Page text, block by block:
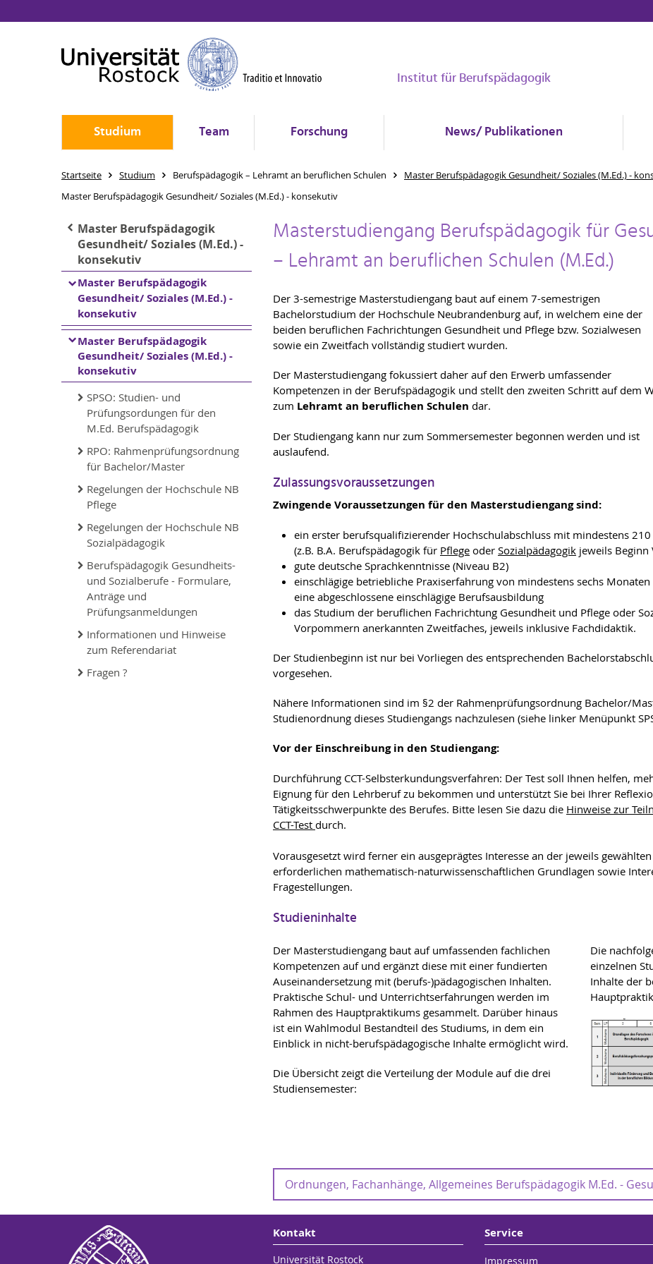
Institut für Berufspädagogik
Studium Team Forschung News/ Publikationen
Startseite Studium Berufspädagogik – Lehramt an beruflichen Schulen
Master Berufspädagogik Gesundheit/ Soziales (M.Ed.) -
Master Berufspädagogik Gesundheit/ Soziales (M.Ed.) - konsekutiv
Master Berufspädagogik
Gesundheit/ Soziales (M.Ed.) -
konsekutiv
Master Berufspädagogik
Gesundheit/ Soziales (M.Ed.) -
konsekutiv
Master Berufspädagogik
Gesundheit/ Soziales (M.Ed.) -
konsekutiv
SPSO: Studien- und
Prüfungsordungen für den
M.Ed. Berufspädagogik
RPO: Rahmenprüfungsordnung
für Bachelor/Master
Regelungen der Hochschule NB
Pflege
Regelungen der Hochschule NB
Sozialpädagogik
Berufspädagogik Gesundheits-
und Sozialberufe - Formulare,
Anträge und
Prüfungsanmeldungen
Informationen und Hinweise
zum Referendariat
Fragen ?
Masterstudiengang Berufspädagogik für
– Lehramt an beruflichen Schulen (M.Ed.)
Der 3-semestrige Masterstudiengang baut auf einem 7-semestrigen
Bachelorstudium der Hochschule Neubrandenburg auf, in welchem eine der
beiden beruflichen Fachrichtungen Gesundheit und Pflege bzw. Sozialwesen
sowie ein Zweitfach vollständig studiert wurden.
Der Masterstudiengang fokussiert daher auf den Erwerb umfassender
Kompetenzen in der Berufspädagogik und stellt den zweiten Schritt auf dem
zum Lehramt an beruflichen Schulen dar.
Der Studiengang kann nur zum Sommersemester begonnen werden und ist
auslaufend.
Zulassungsvoraussetzungen
Zwingende Voraussetzungen für den Masterstudiengang sind:
ein erster berufsqualifizierender Hochschulabschluss mit mindestens 210
(z.B. B.A. Berufspädagogik für Pflege oder Sozialpädagogik jeweils Beginn
gute deutsche Sprachkenntnisse (Niveau B2)
einschlägige betriebliche Praxiserfahrung von mindestens sechs
eine abgeschlossene einschlägige Berufsausbildung
das Studium der beruflichen Fachrichtung Gesundheit und Pflege oder
Vorpommern anerkannten Zweitfaches, jeweils inklusive Fachdidaktik.
Der Studienbeginn ist nur bei Vorliegen des entsprechenden
vorgesehen.
Nähere Informationen sind im §2 der Rahmenprüfungsordnung Bachelor/
Studienordnung dieses Studiengangs nachzulesen (siehe linker Menüpunkt
Vor der Einschreibung in den Studiengang:
Durchführung CCT-Selbsterkundungsverfahren: Der Test soll Ihnen helfen,
Eignung für den Lehrberuf zu bekommen und unterstützt Sie bei Ihrer
Tätigkeitsschwerpunkte des Berufes. Bitte lesen Sie dazu die Hinweise zur
CCT-Test durch.
Vorausgesetzt wird ferner ein ausgeprägtes Interesse an der jeweils
erforderlichen mathematisch-naturwissenschaftlichen Grundlagen sowie
Fragestellungen.
Studieninhalte
Der Masterstudiengang baut auf umfassenden fachlichen
Kompetenzen auf und ergänzt diese mit einer fundierten
Auseinandersetzung mit (berufs-)pädagogischen Inhalten.
Praktische Schul- und Unterrichtserfahrungen werden im
Rahmen des Hauptpraktikums gesammelt. Darüber hinaus
ist ein Wahlmodul Bestandteil des Studiums, in dem ein
Einblick in nicht-berufspädagogische Inhalte ermöglicht wird.
Die Übersicht zeigt die Verteilung der Module auf die drei
Studiensemester:
Die
einzelnen
Inhalte der
Ordnungen, Fachanhänge, Allgemeines Berufspädagogik M.Ed. -
Anmeldungen und Formulare
Modulprüfungen (B.Ed. und
Fristen zur Anmeldung von
Prüfungen (M.Ed.
Kontakt
Universität Rostock
Service
Impressum